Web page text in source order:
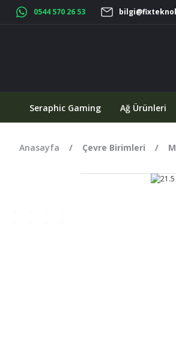
0544 570 26 53
Seraphic Gaming Ağ Ürünleri
Anasayfa Çevre Birimleri